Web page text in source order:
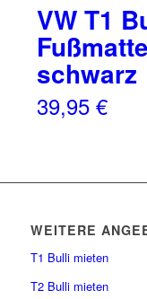
VW T1
Fußmatte
schwarz
39,95 €
WEITERE
T1 Bulli mieten
T2 Bulli mieten